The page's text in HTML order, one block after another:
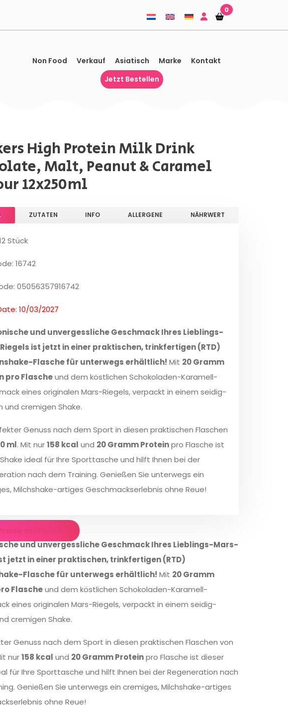
Einkaufskorb
Einkaufskorb
0
Non Food Verkauf Asiatisch Marke
Kontakt
Jetzt Bestellen
High Protein Milk Drink
Malt, Peanut & Caramel
12x250ml
ZUTATEN INFO ALLERGENE NÄHRWERT
Stück
16742
05056357916742
10/03/2027
und unvergessliche Geschmack Ihres Lieblings-
ist jetzt in einer praktischen, trinkfertigen (RTD)
Flasche für unterwegs erhältlich! Mit 20 Gramm
pro Flascheund dem köstlichen Schokoladen-Karamell-
eines originalen Mars-Riegels, verpackt in einem seidig-
und cremigen Shake.
Genuss nach dem Sport in diesen praktischen Flaschen
ml. Mit nur158 kcal und 20 Gramm Proteinpro Flasche ist
ideal für Ihre Sporttasche und hilft Ihnen bei der
nach dem Training. Genießen Sie unterwegs ein
Milchshake-artiges Geschmackserlebnis ohne Reue!
anmelden
und unvergessliche Geschmack Ihres Lieblings-Mars-
jetzt in einer praktischen, trinkfertigen (RTD)
Flasche für unterwegs erhältlich! Mit 20 Gramm
Flascheund dem köstlichen Schokoladen-Karamell-
eines originalen Mars-Riegels, verpackt in einem seidig-
cremigen Shake.
Genuss nach dem Sport in diesen praktischen Flaschen von
nur158 kcal und 20 Gramm Proteinpro Flasche ist dieser
für Ihre Sporttasche und hilft Ihnen bei der Regeneration nach
Genießen Sie unterwegs ein cremiges, Milchshake-artiges
ohne Reue!